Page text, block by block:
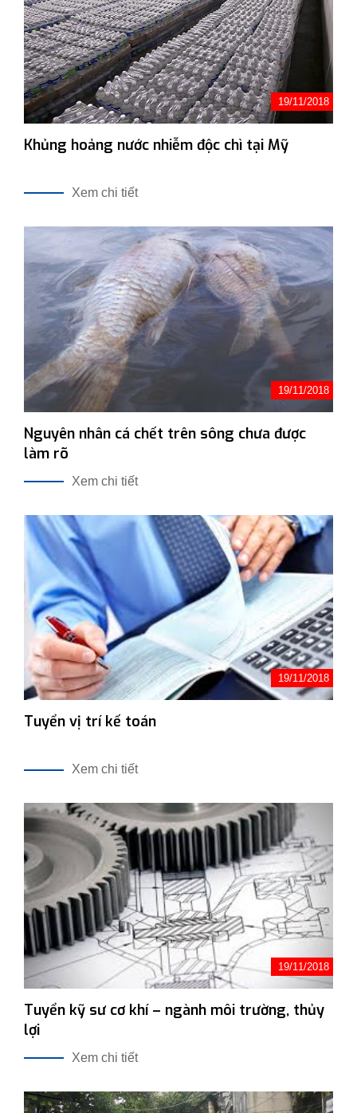
19/11/2018
Khủng hoảng nước nhiễm độc chì tại Mỹ
Xem chi tiết
19/11/2018
Nguyên nhân cá chết trên sông chưa được
làm rõ
Xem chi tiết
19/11/2018
Tuyển vị trí kế toán
Xem chi tiết
19/11/2018
Tuyển kỹ sư cơ khí – ngành môi trường, thủy
lợi
Xem chi tiết